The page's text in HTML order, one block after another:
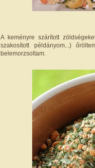
A keményre szárított
szakosított példányom...)
belemorzsoltam.